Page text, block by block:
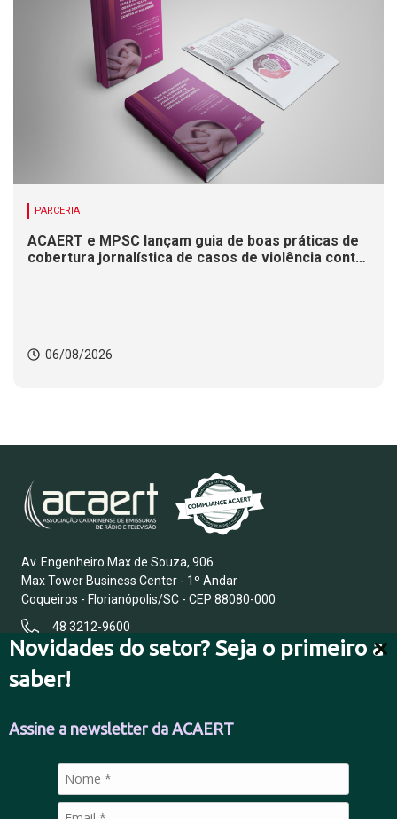
Novidades do setor? Seja o primeiro a
saber!
Assine a newsletter da ACAERT
PARCERIA
ACAERT e MPSC lançam guia de boas práticas de
cobertura jornalística de casos de violência contra
06/08/2026
Av. Engenheiro Max de Souza, 906
Max Tower Business Center - 1º Andar
Coqueiros - Florianópolis/SC - CEP 88080-000
48 3212-9600
FALE CONOSCO
POLÍTICA DE PRIVACIDADE